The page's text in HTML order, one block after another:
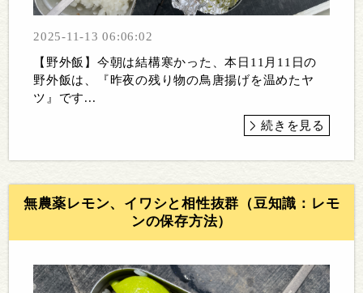
2025-11-13 06:06:02
【野外飯】今朝は結構寒かった、本日11月11日の
野外飯は、『昨夜の残り物の鳥唐揚げを温めたヤ
ツ』です...
続きを見る
無農薬レモン、イワシと相性抜群（豆知識：レモ
ンの保存方法）